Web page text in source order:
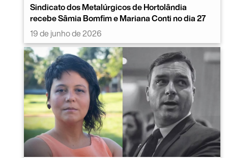
Sindicato dos Metalúrgicos de Hortolândia
recebe Sâmia Bomfim e Mariana Conti no dia 27
19 de junho de 2026